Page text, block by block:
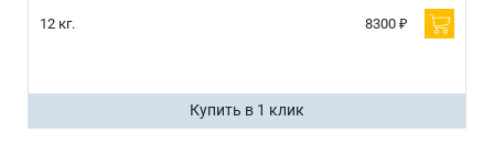
12 кг. 8300 ₽
Купить в 1 клик